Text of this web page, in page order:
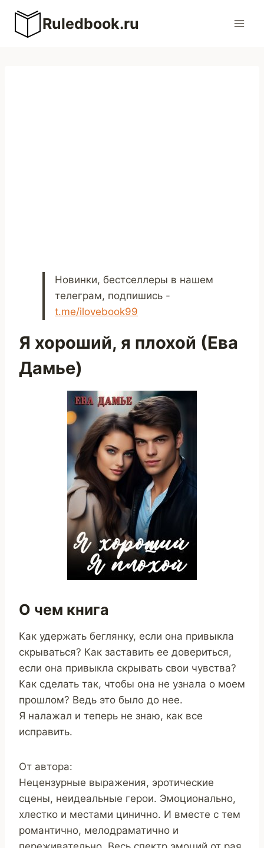
Перейти
содержимому
Ruledbook.ru
Новинки, бестселлеры в нашем
телеграм, подпишись -
t.me/ilovebook99
Я хороший, я плохой (Ева
Дамье)
О чем книга
Как удержать беглянку, если она привыкла
скрываться? Как заставить ее довериться,
если она привыкла скрывать свои чувства?
Как сделать так, чтобы она не узнала о моем
прошлом? Ведь это было до нее.
Я налажал и теперь не знаю, как все
исправить.
От автора:
Нецензурные выражения, эротические
сцены, неидеальные герои. Эмоционально,
хлестко и местами цинично. И вместе с тем
романтично, мелодраматично и